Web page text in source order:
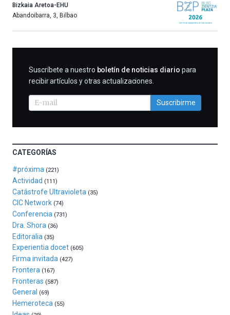
año
más,
celebración
la
edición
Bilbo
Zientzia
Plaza
(BZP),
un
que
llenará
la
ciudad
de
monólogos,
exposiciones,
conferencias,
docufórums
Bizkaia Aretoa-EHU
Abandoibarra, 3 Bilbao
SUSCRIBIRME
Suscríbete a nuestro boletín de noticias diario para
recibir artículos y otras actualizaciones.
Suscribirme
CATEGORÍAS
#próxima (221)
Actividad (111)
Catástrofe Ultravioleta (35)
CIC Network (74)
Conferencia (731)
Dra. Shora (36)
Editoralia (35)
Experientia docet (605)
Firma invitada (427)
Frontera (167)
Fronteras (587)
General (69)
Hemeroteca (55)